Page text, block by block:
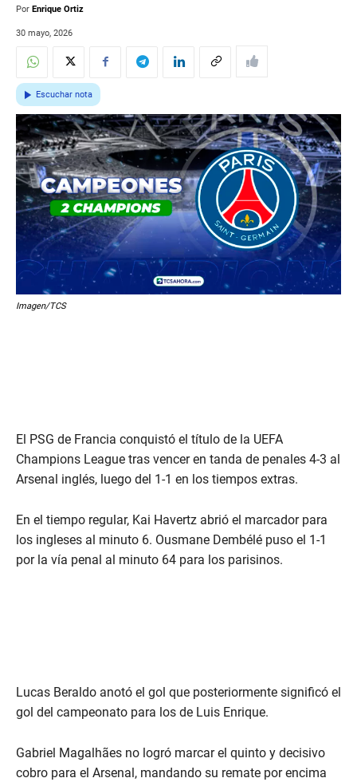
Por Enrique Ortiz
30 mayo, 2026
Escuchar nota
Imagen/TCS
El PSG de Francia conquistó el título de la UEFA
Champions League tras vencer en tanda de penales 4-3 al
Arsenal inglés, luego del 1-1 en los tiempos extras.
En el tiempo regular, Kai Havertz abrió el marcador para
los ingleses al minuto 6. Ousmane Dembélé puso el 1-1
por la vía penal al minuto 64 para los parisinos.
Lucas Beraldo anotó el gol que posteriormente significó el
gol del campeonato para los de Luis Enrique.
Gabriel Magalhães no logró marcar el quinto y decisivo
cobro para el Arsenal, mandando su remate por encima